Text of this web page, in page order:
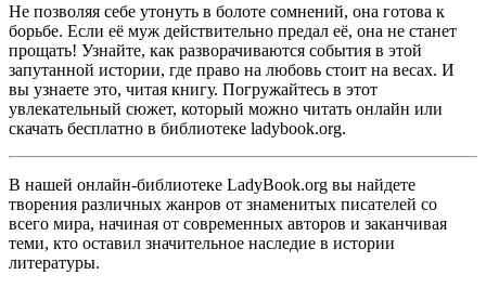
Не позволяя себе утонуть в болоте сомнений, она готова к
борьбе. Если её муж действительно предал её, она не станет
прощать! Узнайте, как разворачиваются события в этой
запутанной истории, где право на любовь стоит на весах. И
вы узнаете это, читая книгу. Погружайтесь в этот
увлекательный сюжет, который можно читать онлайн или
скачать бесплатно в библиотеке ladybook.org.
В нашей онлайн-библиотеке LadyBook.org вы найдете
творения различных жанров от знаменитых писателей со
всего мира, начиная от современных авторов и заканчивая
теми, кто оставил значительное наследие в истории
литературы.